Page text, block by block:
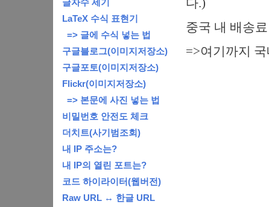
중국 내 배송
=>여기까지
LaTeX 수식 표현기
=> 글에 수식 넣는 법
구글블로그(이미지저장소)
구글포토(이미지저장소)
Flickr(이미지저장소)
=> 본문에 사진 넣는 법
비밀번호 안전도 체크
더치트(사기범조회)
내 IP 주소는?
내 IP의 열린 포트는?
코드 하이라이터(웹버전)
Raw URL ↔ 한글 URL